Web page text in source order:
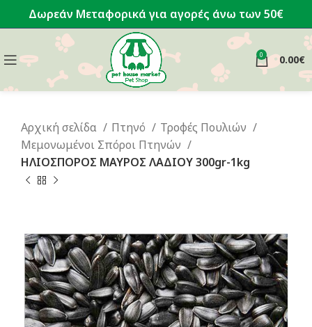
Δωρεάν Μεταφορικά για αγορές άνω των 50€
0 0.00€
Αρχική σελίδα Πτηνό
Τροφές Πουλιών
Μεμονωμένοι Σπόροι Πτηνών
ΗΛΙΟΣΠΟΡΟΣ ΜΑΥΡΟΣ ΛΑΔΙΟΥ 300gr-1kg